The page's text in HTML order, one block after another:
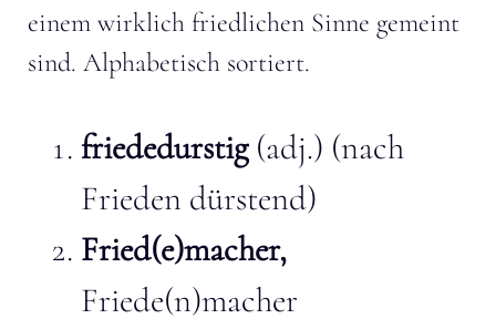
einem wirklich friedlichen Sinne gemeint
sind. Alphabetisch sortiert.
friededurstig(adj.) (nach
Frieden dürstend)
Fried(e)macher,
Friede(n)macher